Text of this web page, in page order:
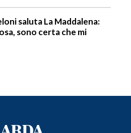
saluta La Maddalena:
sono certa che mi